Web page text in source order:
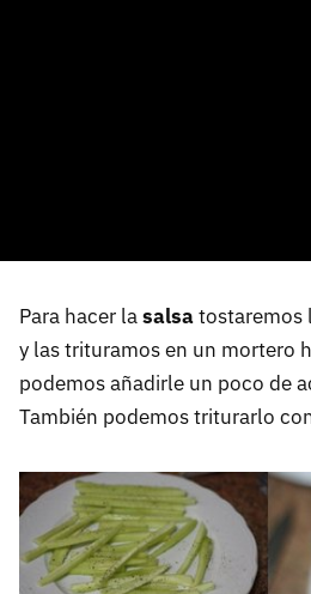
Para hacer lasalsatostaremos
y las trituramos en un mortero
podemos añadirle un poco de
También podemos triturarlo